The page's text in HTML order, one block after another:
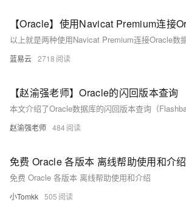
蓝易云 2718
【赵渝强老师】Oracle的闪回版本查询
赵渝强老师 484
免费 Oracle 各版本 离线帮助使用和介绍
免费 Oracle 各版本 离线帮助使用和介绍
小Tomkk 505